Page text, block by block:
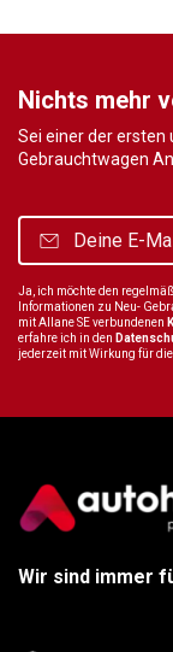
Nichts mehr
Sei einer der ersten
Gebrauchtwagen
Ja, ich möchte den
Informationen zu Neu-
mit Allane SE verbundenen
erfahre ich in den
jederzeit mit Wirkung für
Wir sind immer